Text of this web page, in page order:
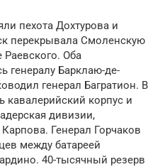
пехота Дохтурова и
перекрывала Смоленскую
Раевского. Оба
генералу Барклаю-де-
генерал Багратион. В
кавалерийский корпус и
дивизии,
Генерал Горчаков
между батареей
40-тысячный резерв